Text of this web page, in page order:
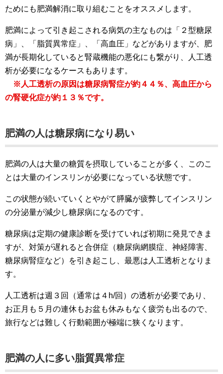
ためにも肥満解消に取り組むことをオススメします。
肥満によって引き起こされる病気の主なものは「２型糖尿
病」、「脂質異常症」、「高血圧」などがありますが、肥
満が長期化していると腎蔵機能の悪化にも繋がり、人工透
析が必要になるケースもあります。
※人工透析の原因は糖尿病腎症が約４４％、高血圧から
の腎硬化症が約１３％です。
肥満の人は糖尿病になり易い
肥満の人は大量の糖質を摂取していることが多く、このこ
とは大量のインスリンが必要になっている状態です。
この状態が続いていくとやがて膵臓が疲弊してインスリン
の分泌量が減少し糖尿病になるのです。
糖尿病は定期の健康診断を受けていれば初期に発見できま
すが、対策が遅れると合併症（糖尿病網膜症、神経障害、
糖尿病腎症など）を引き起こし、最悪は人工透析となりま
す。
人工透析は週３回（通常は４h/回）の透析が必要であり、
お正月も５月の連休もお盆も休みもなく疲労も出るので、
旅行などは難しく行動範囲が極端に狭くなります。
肥満の人に多い脂質異常症